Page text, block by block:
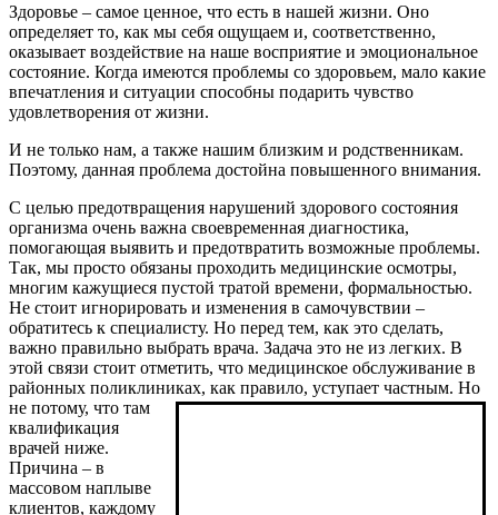
Здоровье – самое ценное, что есть в нашей жизни. Оно
определяет то, как мы себя ощущаем и, соответственно,
оказывает воздействие на наше восприятие и эмоциональное
состояние. Когда имеются проблемы со здоровьем, мало какие
впечатления и ситуации способны подарить чувство
удовлетворения от жизни.
И не только нам, а также нашим близким и родственникам.
Поэтому, данная проблема достойна повышенного внимания.
С целью предотвращения нарушений здорового состояния
организма очень важна своевременная диагностика,
помогающая выявить и предотвратить возможные проблемы.
Так, мы просто обязаны проходить медицинские осмотры,
многим кажущиеся пустой тратой времени, формальностью.
Не стоит игнорировать и изменения в самочувствии –
обратитесь к специалисту. Но перед тем, как это сделать,
важно правильно выбрать врача. Задача это не из легких. В
этой связи стоит отметить, что медицинское обслуживание в
районных поликлиниках, как правило, уступает частным. Но
не потому, что там
квалификация
врачей ниже.
Причина – в
массовом наплыве
клиентов, каждому